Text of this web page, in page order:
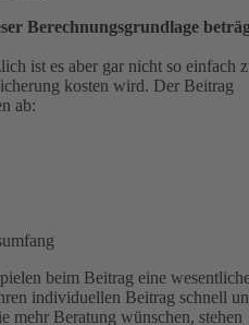
Berechnungsgrundlage
ist es aber gar nicht so einfach
kosten wird. Der Beitrag
ab:
beim Beitrag eine
individuellen Beitrag schnell
mehr Beratung wünschen, stehen